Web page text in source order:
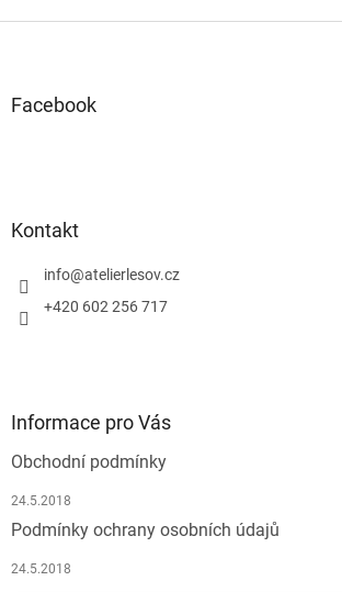
Facebook
Kontakt
info@atelierlesov.cz
+420 602 256 717
Informace pro Vás
Obchodní podmínky
24.5.2018
Podmínky ochrany osobních údajů
24.5.2018